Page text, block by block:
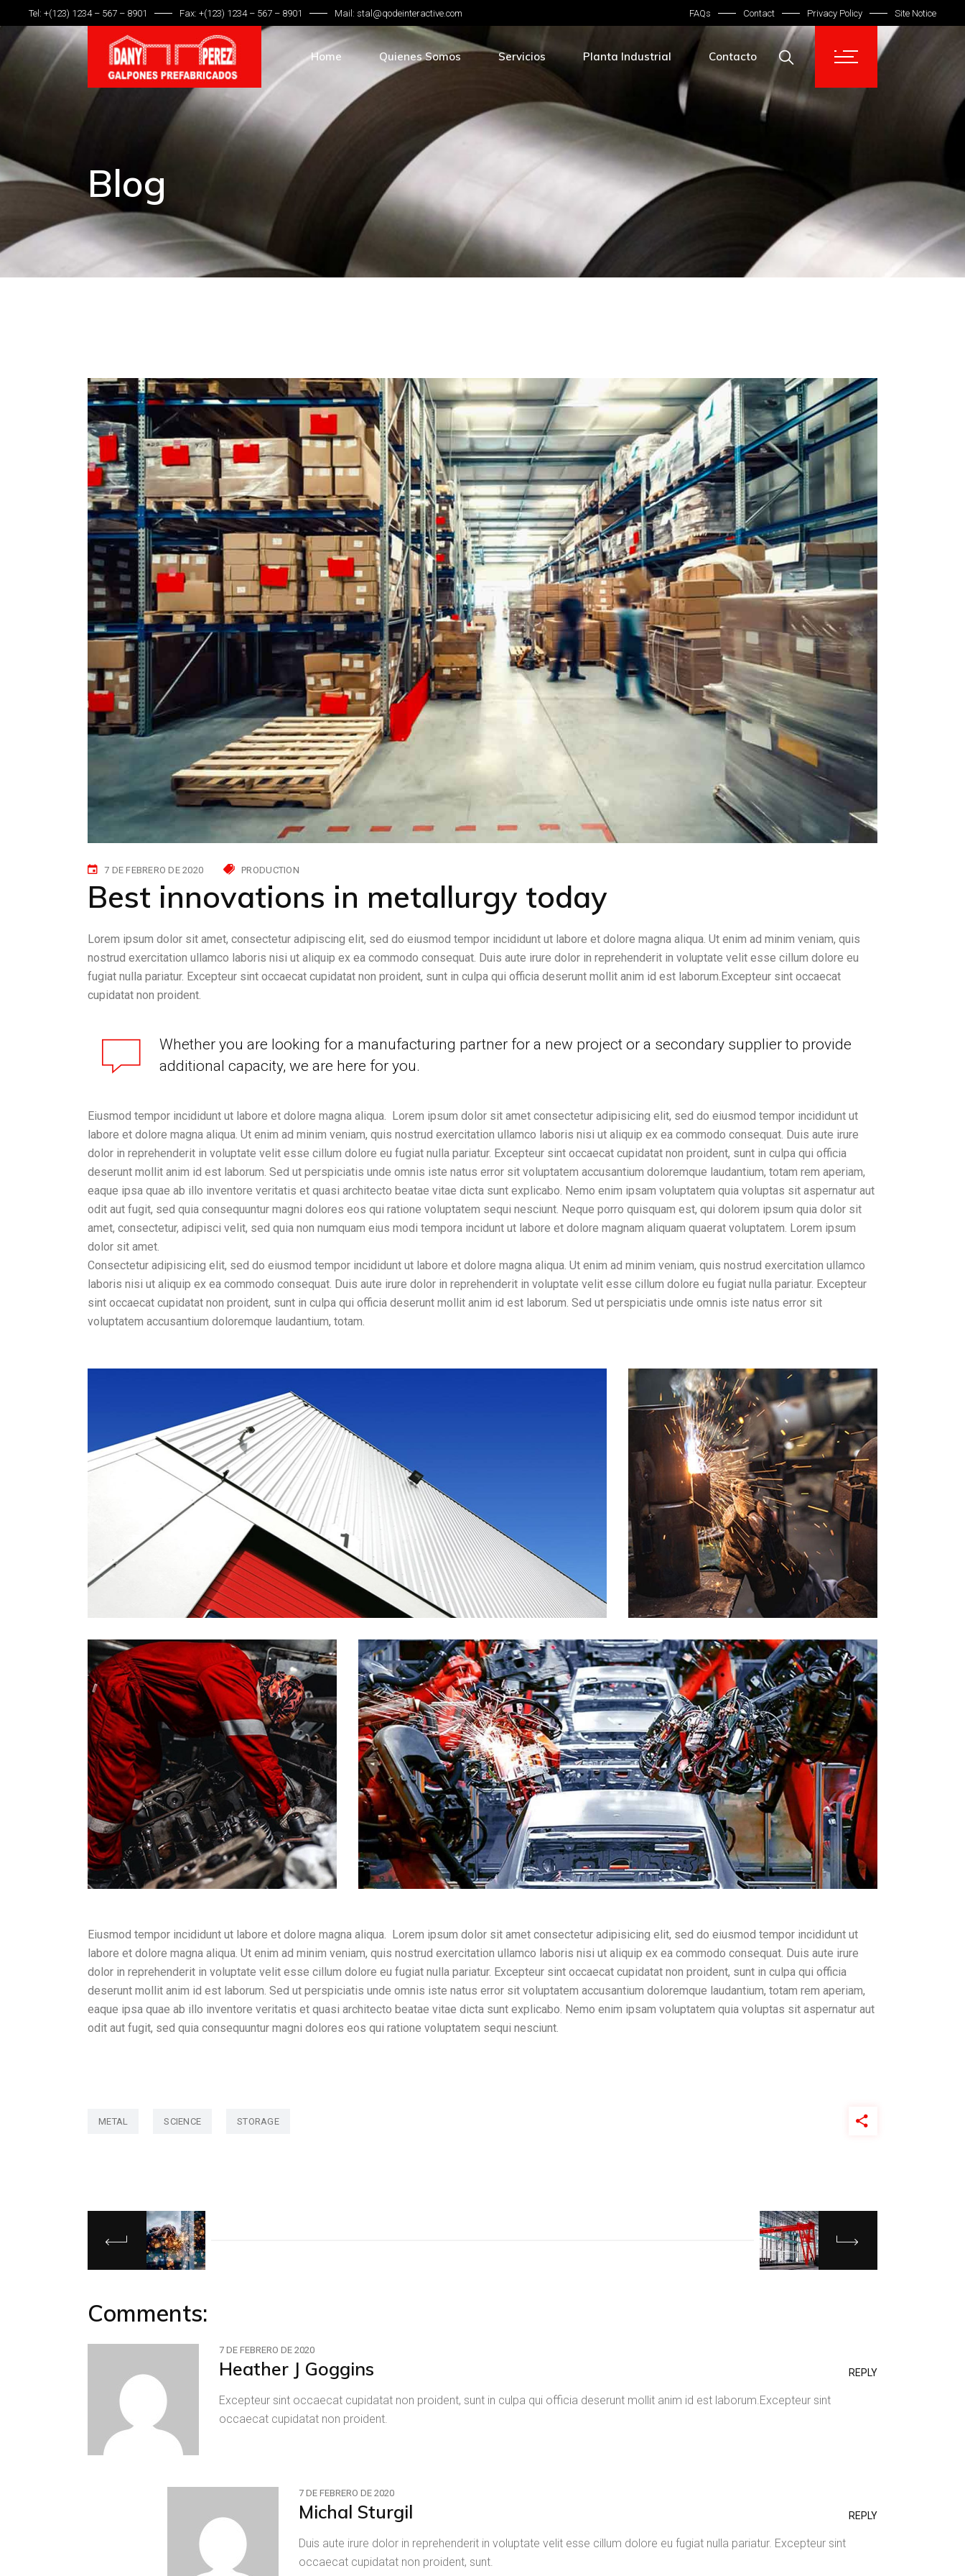
Tel: +(123) 1234 – 567 – 8901 Fax: +(123) 1234 – 567 – 8901 Mail: stal@qodeinteractive.com FAQs Contact Privacy Policy Site Notice
Home Quienes Somos Servicios Planta Industrial Contacto
Blog
7 DE FEBRERO DE 2020 PRODUCTION
Best innovations in metallurgy today
Lorem ipsum dolor sit amet, consectetur adipiscing elit, sed do eiusmod tempor incididunt ut labore et dolore magna aliqua. Ut enim ad minim veniam, quis
nostrud exercitation ullamco laboris nisi ut aliquip ex ea commodo consequat. Duis aute irure dolor in reprehenderit in voluptate velit esse cillum dolore eu
fugiat nulla pariatur. Excepteur sint occaecat cupidatat non proident, sunt in culpa qui officia deserunt mollit anim id est laborum.Excepteur sint occaecat
cupidatat non proident.
Whether you are looking for a manufacturing partner for a new project or a secondary supplier to provide
additional capacity, we are here for you.
Eiusmod tempor incididunt ut labore et dolore magna aliqua. Lorem ipsum dolor sit amet consectetur adipisicing elit, sed do eiusmod tempor incididunt ut
labore et dolore magna aliqua. Ut enim ad minim veniam, quis nostrud exercitation ullamco laboris nisi ut aliquip ex ea commodo consequat. Duis aute irure
dolor in reprehenderit in voluptate velit esse cillum dolore eu fugiat nulla pariatur. Excepteur sint occaecat cupidatat non proident, sunt in culpa qui officia
deserunt mollit anim id est laborum. Sed ut perspiciatis unde omnis iste natus error sit voluptatem accusantium doloremque laudantium, totam rem aperiam,
eaque ipsa quae ab illo inventore veritatis et quasi architecto beatae vitae dicta sunt explicabo. Nemo enim ipsam voluptatem quia voluptas sit aspernatur aut
odit aut fugit, sed quia consequuntur magni dolores eos qui ratione voluptatem sequi nesciunt. Neque porro quisquam est, qui dolorem ipsum quia dolor sit
amet, consectetur, adipisci velit, sed quia non numquam eius modi tempora incidunt ut labore et dolore magnam aliquam quaerat voluptatem. Lorem ipsum
dolor sit amet.
Consectetur adipisicing elit, sed do eiusmod tempor incididunt ut labore et dolore magna aliqua. Ut enim ad minim veniam, quis nostrud exercitation ullamco
laboris nisi ut aliquip ex ea commodo consequat. Duis aute irure dolor in reprehenderit in voluptate velit esse cillum dolore eu fugiat nulla pariatur. Excepteur
sint occaecat cupidatat non proident, sunt in culpa qui officia deserunt mollit anim id est laborum. Sed ut perspiciatis unde omnis iste natus error sit
voluptatem accusantium doloremque laudantium, totam.
Eiusmod tempor incididunt ut labore et dolore magna aliqua. Lorem ipsum dolor sit amet consectetur adipisicing elit, sed do eiusmod tempor incididunt ut
labore et dolore magna aliqua. Ut enim ad minim veniam, quis nostrud exercitation ullamco laboris nisi ut aliquip ex ea commodo consequat. Duis aute irure
dolor in reprehenderit in voluptate velit esse cillum dolore eu fugiat nulla pariatur. Excepteur sint occaecat cupidatat non proident, sunt in culpa qui officia
deserunt mollit anim id est laborum. Sed ut perspiciatis unde omnis iste natus error sit voluptatem accusantium doloremque laudantium, totam rem aperiam,
eaque ipsa quae ab illo inventore veritatis et quasi architecto beatae vitae dicta sunt explicabo. Nemo enim ipsam voluptatem quia voluptas sit aspernatur aut
odit aut fugit, sed quia consequuntur magni dolores eos qui ratione voluptatem sequi nesciunt.
METAL SCIENCE STORAGE
Comments:
7 DE FEBRERO DE 2020
Heather J Goggins REPLY
Excepteur sint occaecat cupidatat non proident, sunt in culpa qui officia deserunt mollit anim id est laborum.Excepteur sint
occaecat cupidatat non proident.
7 DE FEBRERO DE 2020
Michal Sturgil REPLY
Duis aute irure dolor in reprehenderit in voluptate velit esse cillum dolore eu fugiat nulla pariatur. Excepteur sint
occaecat cupidatat non proident, sunt.